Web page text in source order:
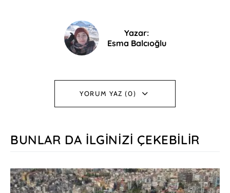
Yazar:
Esma Balcıoğlu
YORUM YAZ (0)
BUNLAR DA İLGINIZI ÇEKEBILIR